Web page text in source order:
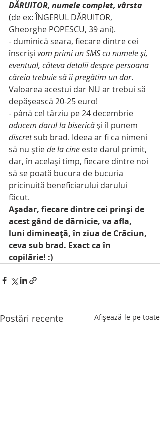
DĂRUITOR, numele complet, vârsta
(de ex: ÎNGERUL DĂRUITOR,
Gheorghe POPESCU, 39 ani).
- duminică seara, fiecare dintre cei
înscriși vom primi un SMS cu numele și,
eventual, câteva detalii despre persoana
căreia trebuie să îi pregătim un dar.
Valoarea acestui dar NU ar trebui să
depășească 20-25 euro!
- până cel târziu pe 24 decembrie
aducem darul la biserică și îl punem
discret sub brad. Ideea ar fi ca nimeni
să nu știe de la cine este darul primit,
dar, în același timp, fiecare dintre noi
să se poată bucura de bucuria
pricinuită beneficiarului darului
făcut.
Așadar, fiecare dintre cei prinși de
acest gând de dărnicie, va afla,
luni dimineață, în ziua de Crăciun,
ceva sub brad. Exact ca în
copilărie! :)
Postări recente Afișează-le pe toate